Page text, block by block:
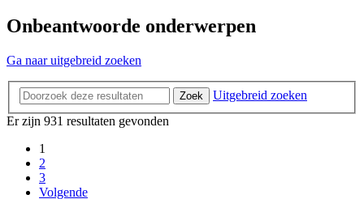
Onbeantwoorde onderwerpen
Ga naar uitgebreid zoeken
Zoek
Uitgebreid zoeken
Er zijn 931 resultaten gevonden
1
2
3
Volgende